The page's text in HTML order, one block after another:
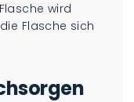
wird
Flasche sich